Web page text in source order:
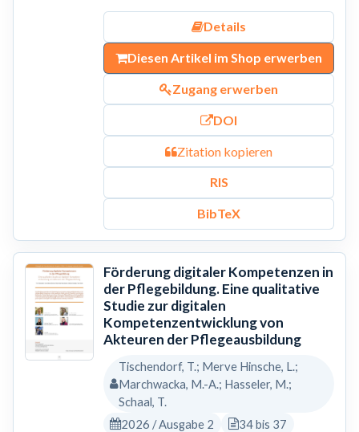
Details
Diesen Artikel im Shop erwerben
Zugang erwerben
DOI
Zitation kopieren
RIS
BibTeX
Förderung digitaler Kompetenzen in
der Pflegebildung. Eine qualitative
Studie zur digitalen
Kompetenzentwicklung von
Akteuren der Pflegeausbildung
Tischendorf, T.; Merve Hinsche, L.;
Marchwacka, M.-A.; Hasseler, M.;
Schaal, T.
2026 / Ausgabe 2
34 bis 37